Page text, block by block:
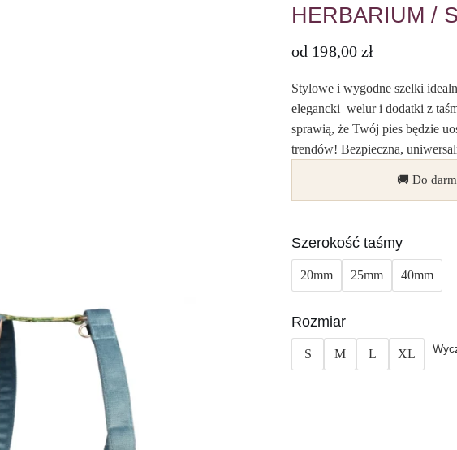
HERBARIUM /
od 198,00 zł
Stylowe i wygodne szelki
elegancki welur i dodatki z
sprawią, że Twój pies będzie
trendów! Bezpieczna,
🚚 Do
Szerokość taśmy
20mm 25mm 40mm
Rozmiar
S M L XL